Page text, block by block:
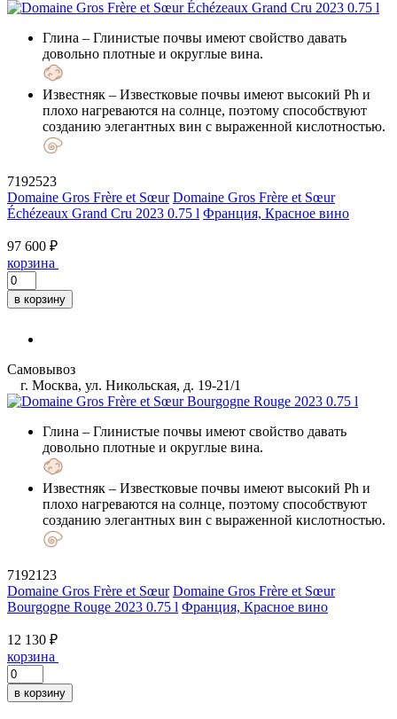
Глина – Глинистые почвы имеют свойство давать
довольно плотные и округлые вина.
Известняк – Известковые почвы имеют высокий Ph и
плохо нагреваются на солнце, поэтому способствуют
созданию элегантных вин с выраженной кислотностью.
7192523
Domaine Gros Frère et Sœur Domaine Gros Frère et Sœur
Échézeaux Grand Cru 2023 0.75 l Франция, Красное вино
97 600 ₽
корзина
в корзину
Самовывоз
г. Москва, ул. Никольская, д. 19-21/1
Глина – Глинистые почвы имеют свойство давать
довольно плотные и округлые вина.
Известняк – Известковые почвы имеют высокий Ph и
плохо нагреваются на солнце, поэтому способствуют
созданию элегантных вин с выраженной кислотностью.
7192123
Domaine Gros Frère et Sœur Domaine Gros Frère et Sœur
Bourgogne Rouge 2023 0.75 l Франция, Красное вино
12 130 ₽
корзина
в корзину